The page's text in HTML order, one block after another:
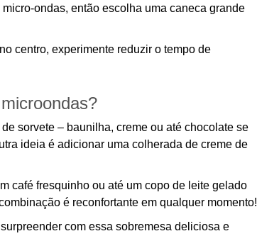
ondas, então escolha uma caneca grande
centro, experimente reduzir o tempo de
sorvete – baunilha, creme ou até chocolate se
ideia é adicionar uma colherada de creme de
café fresquinho ou até um copo de leite gelado
é reconfortante em qualquer momento!
com essa sobremesa deliciosa e